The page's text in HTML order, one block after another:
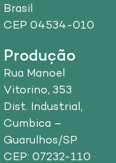
Brasil
CEP 04534-010
Produção
Rua Manoel
Vitorino, 353
Dist. Industrial,
Cumbica –
Guarulhos/SP
CEP: 07232-110